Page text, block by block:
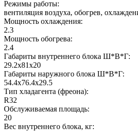
Режимы работы:
вентиляция воздуха, обогрев,
Мощность охлаждения:
2.3
Мощность обогрева:
2.4
Габариты внутреннего блока Ш*В*Г:
29.2x81x20
Габариты наружного блока Ш*В*Г:
54.4x76.4x29.5
Тип хладагента (фреона):
R32
Обслуживаемая площадь:
20
Вес внутреннего блока, кг: